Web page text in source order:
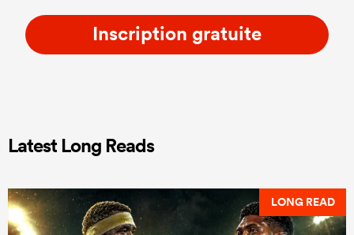
Inscription gratuite
Latest Long Reads
LONG READ